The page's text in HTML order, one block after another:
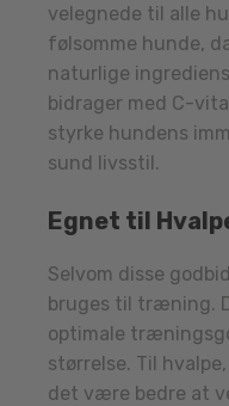
velegnede til alle
følsomme hunde,
naturlige
bidrager med C-
styrke hundens
sund livsstil.
Egnet til
Selvom disse
bruges til træning.
optimale
størrelse. Til
det være bedre at